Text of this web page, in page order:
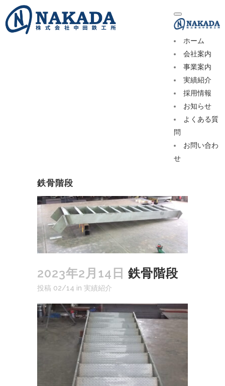
ホーム
会社案内
事業案内
実績紹介
採用情報
お知らせ
よくある質
問
お問い合わ
せ
鉄骨階段
2023年2月14日 鉄骨階段
投稿 02/14 in 実績紹介